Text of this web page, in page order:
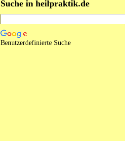
Suche in heilpraktik.de
Benutzerdefinierte Suche